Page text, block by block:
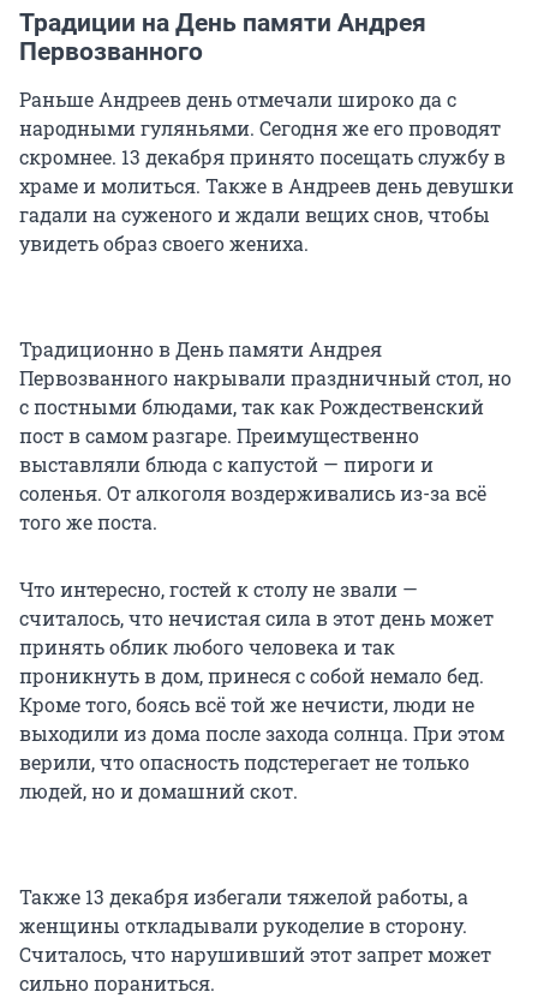
Традиции на День памяти Андрея
Первозванного
Раньше Андреев день отмечали широко да с
народными гуляньями. Сегодня же его проводят
скромнее. 13 декабря принято посещать службу в
храме и молиться. Также в Андреев день девушки
гадали на суженого и ждали вещих снов, чтобы
увидеть образ своего жениха.
Традиционно в День памяти Андрея
Первозванного накрывали праздничный стол, но
с постными блюдами, так как Рождественский
пост в самом разгаре. Преимущественно
выставляли блюда с капустой — пироги и
соленья. От алкоголя воздерживались из-за всё
того же поста.
Что интересно, гостей к столу не звали —
считалось, что нечистая сила в этот день может
принять облик любого человека и так
проникнуть в дом, принеся с собой немало бед.
Кроме того, боясь всё той же нечисти, люди не
выходили из дома после захода солнца. При этом
верили, что опасность подстерегает не только
людей, но и домашний скот.
Также 13 декабря избегали тяжелой работы, а
женщины откладывали рукоделие в сторону.
Считалось, что нарушивший этот запрет может
сильно пораниться.